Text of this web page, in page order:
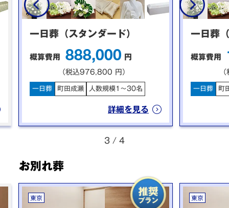
一日葬（スタンダード）
概算費用 888,000 円
（税込976,800 円）
一日葬 町田成瀬 人数規模1〜30名
詳細を見る
一日葬
概算費用
一日葬 町
3 / 4
お別れ葬
東京 東京